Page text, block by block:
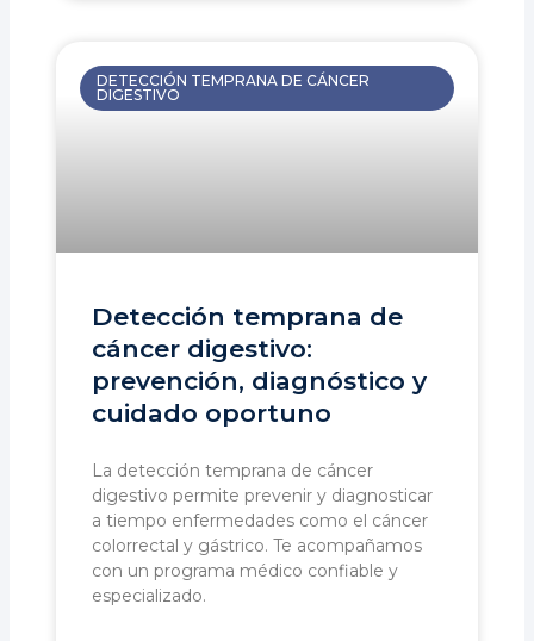
DETECCIÓN TEMPRANA DE CÁNCER
DIGESTIVO
Detección temprana de
cáncer digestivo:
prevención, diagnóstico y
cuidado oportuno
La detección temprana de cáncer
digestivo permite prevenir y diagnosticar
a tiempo enfermedades como el cáncer
colorrectal y gástrico. Te acompañamos
con un programa médico confiable y
especializado.